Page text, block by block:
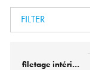
FILTER